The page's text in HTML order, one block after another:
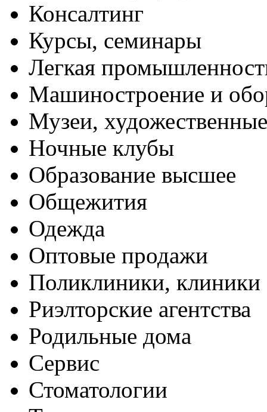
Консалтинг
Курсы, семинары
Легкая
Машиностроение и
Музеи,
Ночные клубы
Образование высшее
Общежития
Одежда
Оптовые продажи
Поликлиники, клиники
Риэлторские агентства
Родильные дома
Сервис
Стоматологии